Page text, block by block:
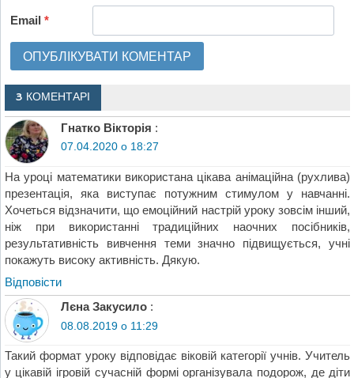
Email*
3 КОМЕНТАРІ
Гнатко Вікторія :
07.04.2020 о 18:27
На уроці математики використана цікава анімаційна (рухлива)
презентація, яка виступає потужним стимулом у навчанні.
Хочеться відзначити, що емоційний настрій уроку зовсім інший,
ніж при використанні традиційних наочних посібників,
результативність вивчення теми значно підвищується, учні
покажуть високу активність. Дякую.
Відповіcти
Лєна Закусило :
08.08.2019 о 11:29
Такий формат уроку відповідає віковій категорії учнів. Учитель
у цікавій ігровій сучасній формі організувала подорож, де діти